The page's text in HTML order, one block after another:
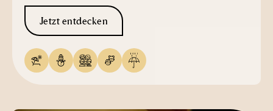
Jetzt entdecken